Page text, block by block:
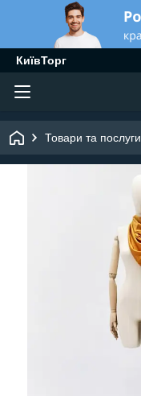
КиївТорг
Товари та послуги